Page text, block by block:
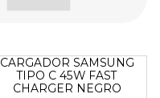
CARGADOR SAMSUNG
TIPO C 45W FAST
CHARGER NEGRO